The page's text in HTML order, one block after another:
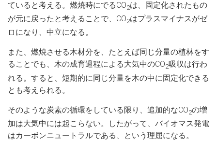
ていると考える。燃焼時にでるCO2は、固定化されたもの
が元に戻ったと考えることで、CO2はプラスマイナスがゼ
ロになり、中立になる。
また、燃焼させる木材分を、たとえば同じ分量の植林をす
ることでも、木の成育過程による大気中のCO2吸収は行わ
れる。すると、短期的に同じ分量を木の中に固定化できる
とも考えられる。
そのような炭素の循環をしている限り、追加的なCO2の増
加は大気中には起こらない。したがって、バイオマス発電
はカーボンニュートラルである、という理屈になる。